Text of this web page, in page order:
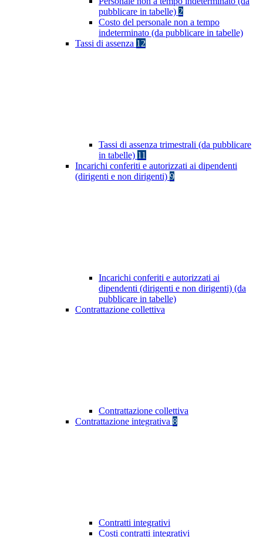
pubblicare in tabelle) 2
Costo del personale non a tempo
indeterminato (da pubblicare in tabelle)
Tassi di assenza 12
Tassi di assenza trimestrali (da pubblicare
in tabelle) 11
Incarichi conferiti e autorizzati ai dipendenti
(dirigenti e non dirigenti) 9
Incarichi conferiti e autorizzati ai
dipendenti (dirigenti e non dirigenti) (da
pubblicare in tabelle)
Contrattazione collettiva
Contrattazione collettiva
Contrattazione integrativa 8
Contratti integrativi
Costi contratti integrativi